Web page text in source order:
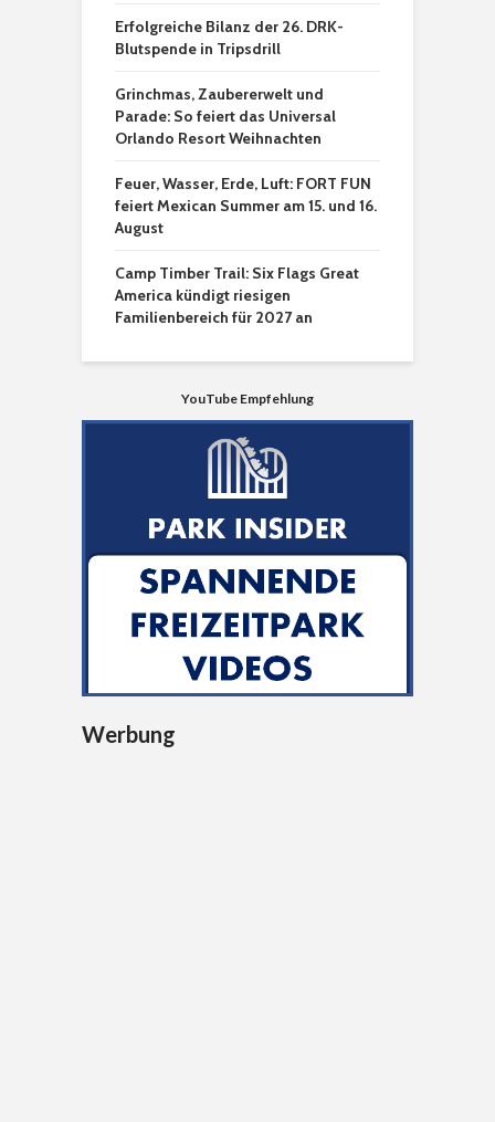
Erfolgreiche Bilanz der 26. DRK-
Blutspende in Tripsdrill
Grinchmas, Zaubererwelt und
Parade: So feiert das Universal
Orlando Resort Weihnachten
Feuer, Wasser, Erde, Luft: FORT FUN
feiert Mexican Summer am 15. und 16.
August
Camp Timber Trail: Six Flags Great
America kündigt riesigen
Familienbereich für 2027 an
YouTube Empfehlung
Werbung